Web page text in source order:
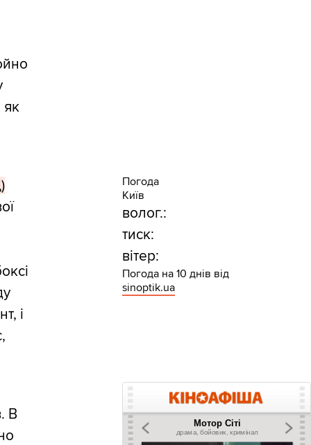
як
і
В
Погода
Київ
волог.:
тиск:
вітер:
Погода на 10 днів від
sinoptik.ua